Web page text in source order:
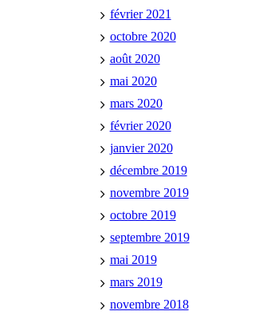
février 2021
octobre 2020
août 2020
mai 2020
mars 2020
février 2020
janvier 2020
décembre 2019
novembre 2019
octobre 2019
septembre 2019
mai 2019
mars 2019
novembre 2018